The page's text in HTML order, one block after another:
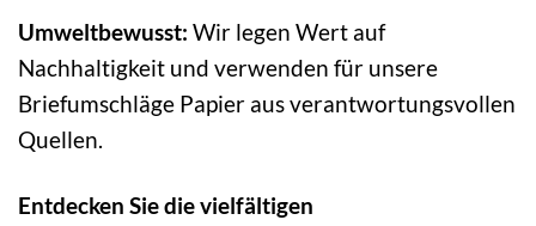
Umweltbewusst: Wir legen Wert auf
Nachhaltigkeit und verwenden für unsere
Briefumschläge Papier aus verantwortungsvollen
Quellen.
Entdecken Sie die vielfältigen